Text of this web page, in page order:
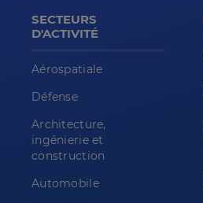
SECTEURS
D'ACTIVITÉ
Aérospatiale
Défense
Architecture,
ingénierie et
construction
Automobile